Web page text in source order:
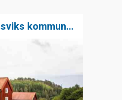
kommun...